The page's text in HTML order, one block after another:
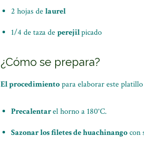
2 hojas delaurel
1/4 de taza deperejilpicado
¿Cómo se prepara?
El procedimientopara elaborar este
Precalentarel horno a 180°C.
Sazonar los filetes de huachinangocon